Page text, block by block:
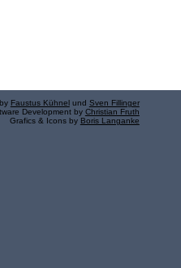
Faustus Kühnel und Sven Fillinger
Development by Christian Fruth
Grafics & Icons by Boris Langanke